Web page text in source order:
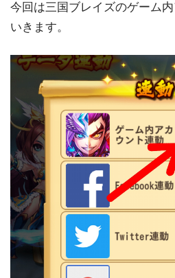
今回は三国ブレイズのゲーム
いきます。